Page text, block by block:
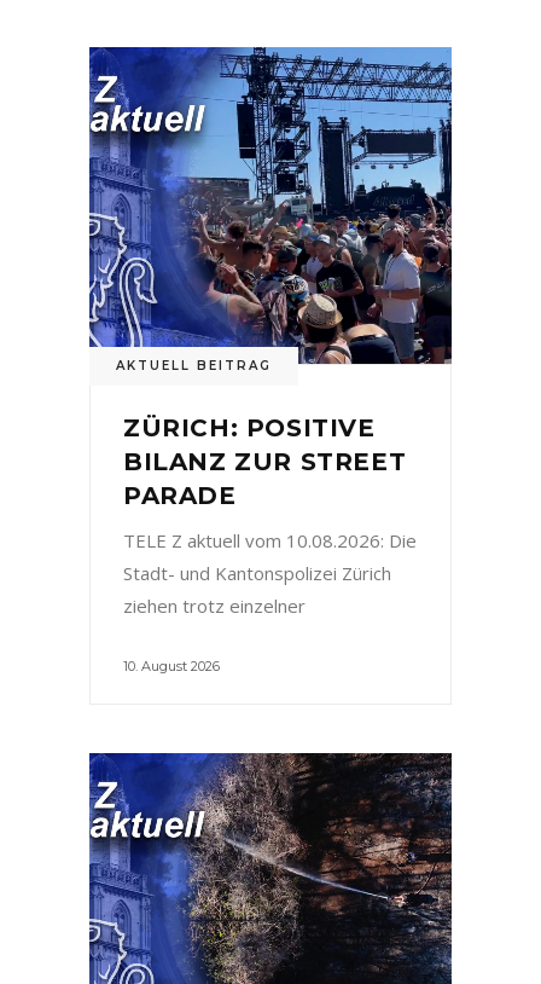
AKTUELL BEITRAG
ZÜRICH: POSITIVE
BILANZ ZUR STREET
PARADE
TELE Z aktuell vom 10.08.2026: Die
Stadt- und Kantonspolizei Zürich
ziehen trotz einzelner
10. August 2026